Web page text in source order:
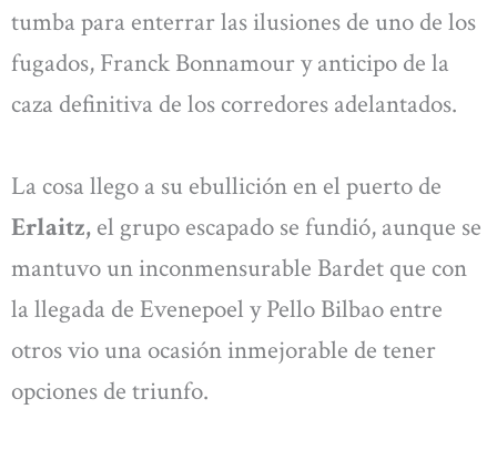
tumba para enterrar las ilusiones de uno de los
fugados, Franck Bonnamour y anticipo de la
caza definitiva de los corredores adelantados.
La cosa llego a su ebullición en el puerto de
Erlaitz, el grupo escapado se fundió, aunque se
mantuvo un inconmensurable Bardet que con
la llegada de Evenepoel y Pello Bilbao entre
otros vio una ocasión inmejorable de tener
opciones de triunfo.